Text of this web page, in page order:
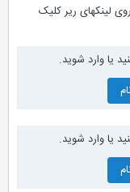
ریر کلیک
وارد شوید.
وارد شوید.